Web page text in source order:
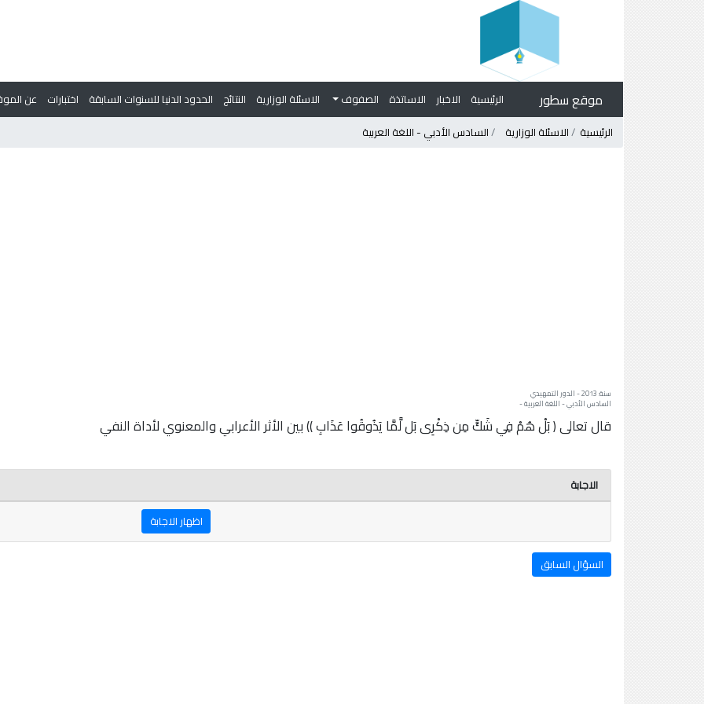
موقع سطور الرئيسية الاخبار الاساتذة الصفوف الاسئلة الوزارية النتائج الحدود الدنيا للسنوات السابقة اختبارات عن
الرئيسية
الاسئلة الوزارية السادس الأدبي - اللغة العربية
سنة: 2013 - الدور التمهيدي
السادس الأدبي - اللغة العربية -
قال تعالى ( بَلْ هُمْ فِي شَكٍّ مِن ذِكْرِى بَل لَّمَّا يَذُوقُوا عَذَابِ )) بين الأثر الأعرابي والمعنوي لأداة النفي
الاجابة
اظهار الاجابة
السؤال السابق